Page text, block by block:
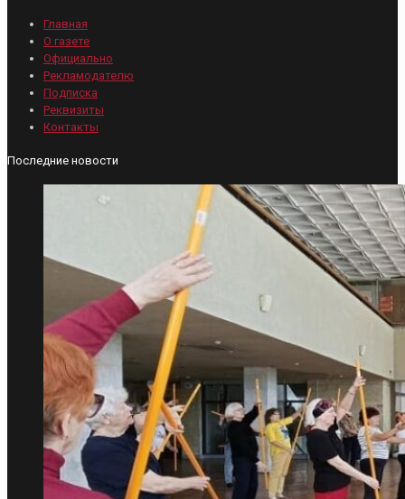
Главная
О газете
Официально
Рекламодателю
Подписка
Реквизиты
Контакты
Последние новости